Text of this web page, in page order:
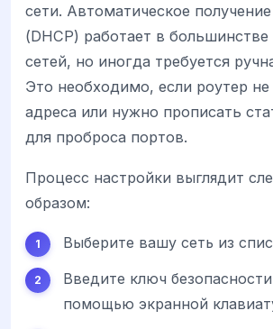
сети. Автоматическое
(DHCP) работает в
сетей, но иногда требуется
Это необходимо, если роутер не
адреса или нужно прописать
для проброса портов.
Процесс настройки выглядит
образом:
Выберите вашу сеть из
Введите ключ
помощью экранной